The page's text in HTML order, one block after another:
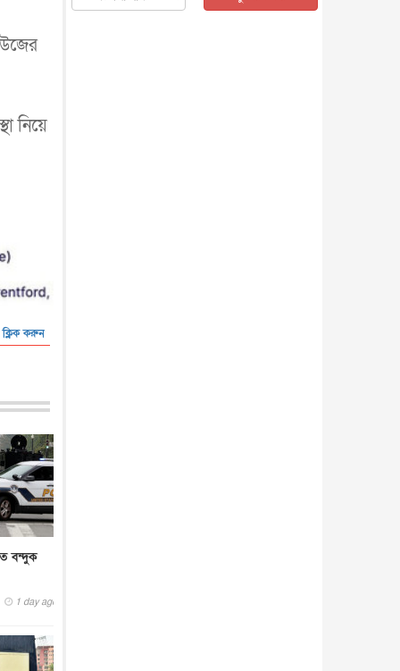
নিয়ে
ক্লিক করুন
বন্দুক
1 day ago
জাতীয় ৫ আগস্ট, ২০২৬